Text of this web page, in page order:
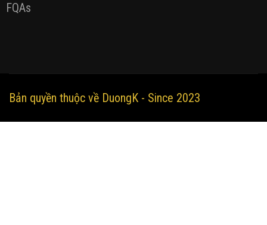
FQAs
Bản quyền thuộc về DuongK - Since 2023